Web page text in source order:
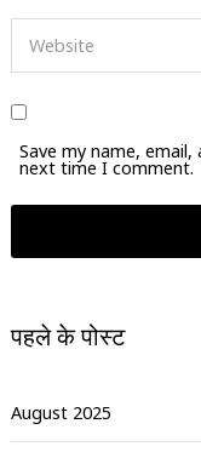
Save my name,
next time I comment.
पहले के पोस्ट
August 2025